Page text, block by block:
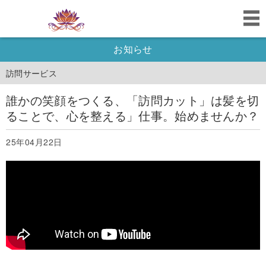
お知らせ
訪問サービス
誰かの笑顔をつくる、「訪問カット」は髪を切
ることで、心を整える」仕事。始めませんか？
25年04月22日